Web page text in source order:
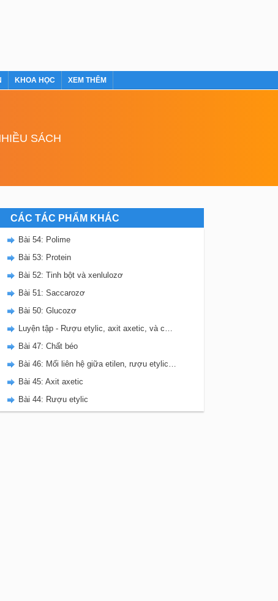
KHOA HỌC XEM THÊM
SÁCH
CÁC TÁC PHẨM KHÁC
Bài 54: Polime
Bài 53: Protein
Bài 52: Tinh bột và xenlulozơ
Bài 51: Saccarozơ
Bài 50: Glucozơ
Luyện tập - Rượu etylic, axit axetic, và chất béo
Bài 47: Chất béo
Bài 46: Mối liên hệ giữa etilen, rượu etylic, và axit axetic
Bài 45: Axit axetic
Bài 44: Rượu etylic